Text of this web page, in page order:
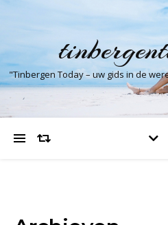
"Tinbergen Today – uw gids in de